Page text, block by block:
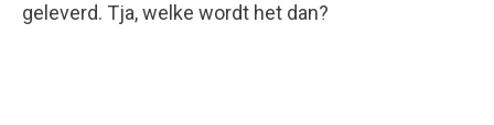
geleverd. Tja, welke wordt het dan?